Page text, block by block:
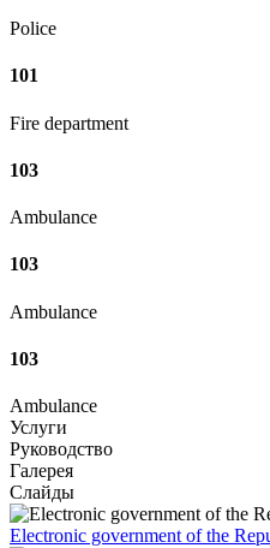
Police
101
Fire department
103
Ambulance
103
Ambulance
103
Ambulance
Услуги
Руководство
Галерея
Слайды
Electronic government of the